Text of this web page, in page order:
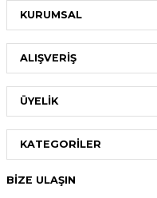
KURUMSAL
ALIŞVERİŞ
ÜYELİK
KATEGORİLER
BİZE ULAŞIN